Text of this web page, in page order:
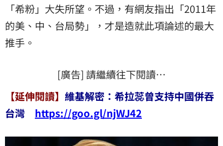
「希粉」大失所望。不過，有網友指出「2011年
的美、中、台局勢」，才是造就此項論述的最大
推手。
[廣告] 請繼續往下閱讀…
【延伸閱讀】 維基解密：希拉蕊曾支持中國併吞
台灣
https://goo.gl/njWJ42